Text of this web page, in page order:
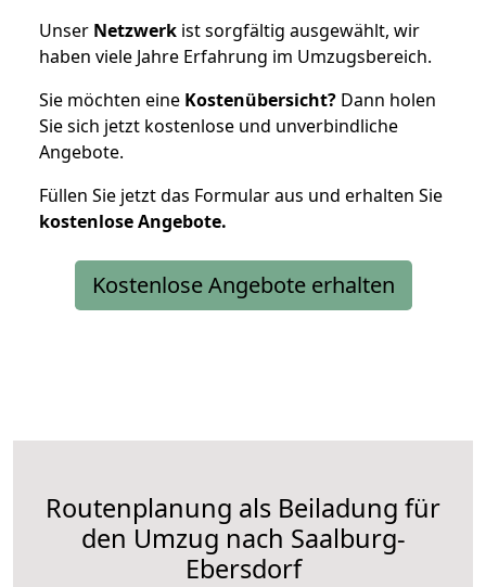
Unser Netzwerk ist sorgfältig ausgewählt, wir
haben viele Jahre Erfahrung im Umzugsbereich.
Sie möchten eine Kostenübersicht? Dann holen
Sie sich jetzt kostenlose und unverbindliche
Angebote.
Füllen Sie jetzt das Formular aus und erhalten Sie
kostenloseAngebote.
Kostenlose Angebote erhalten
Routenplanung als Beiladung für
den Umzug nach Saalburg-
Ebersdorf